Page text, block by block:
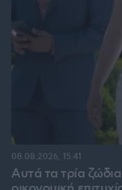
Αυτά τα τρία
08.08.2026, 15:41